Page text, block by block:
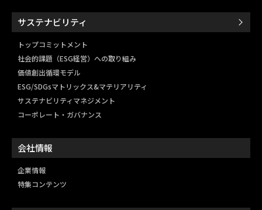
サステナビリティ
トップコミットメント
社会的課題（ESG経営） への取り組み
価値創出循環モデル
ESG/SDGsマトリックス&マテリアリティ
サステナビリティマネジメント
コーポレート・ガバナンス
会社情報
企業情報
特集コンテンツ